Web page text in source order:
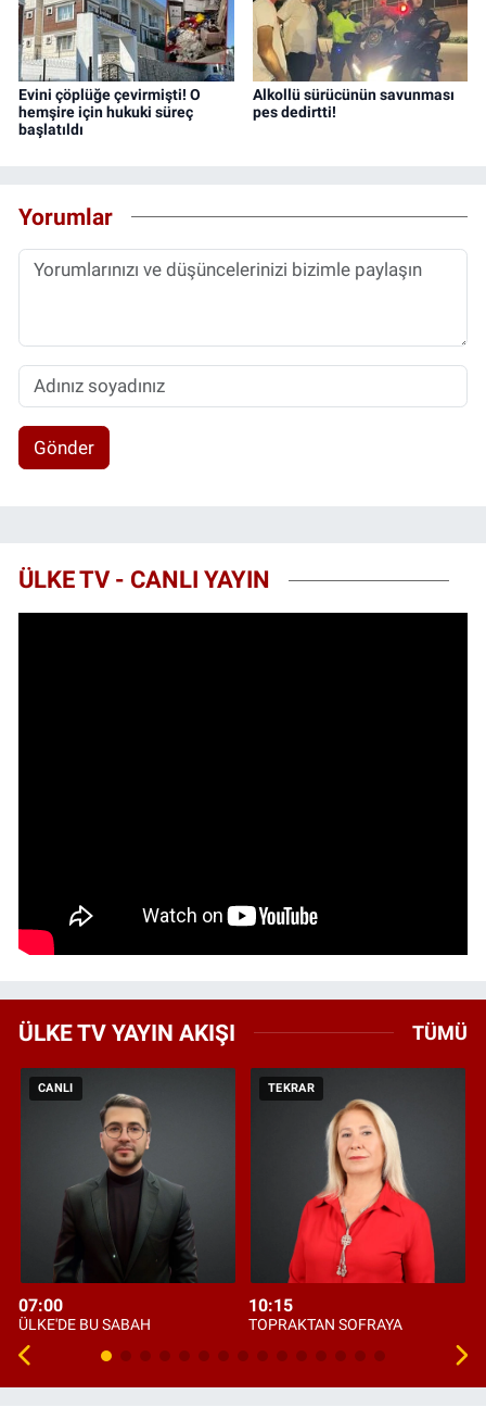
Evini çöplüğe çevirmişti! O
hemşire için hukuki süreç
başlatıldı
Alkollü sürücünün savunması
pes dedirtti!
Yorumlar
Gönder
ÜLKE TV - CANLI YAYIN
ÜLKE TV YAYIN AKIŞI TÜMÜ
CANLI
07:00
ÜLKE'DE BU SABAH
TEKRAR
10:15
TOPRAKTAN SOFRAYA